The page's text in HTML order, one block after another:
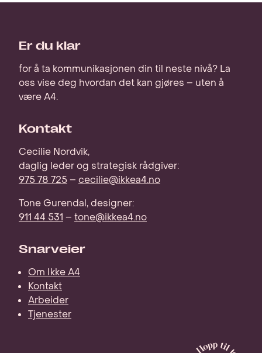
Er du klar
for å ta kommunikasjonen din til neste nivå? La
oss vise deg hvordan det kan gjøres – uten å
være A4.
Kontakt
Cecilie Nordvik,
daglig leder og strategisk rådgiver:
975 78 725 – cecilie@ikkea4.no
Tone Gurendal, designer:
911 44 531 – tone@ikkea4.no
Snarveier
Om Ikke A4
Kontakt
Arbeider
Tjenester